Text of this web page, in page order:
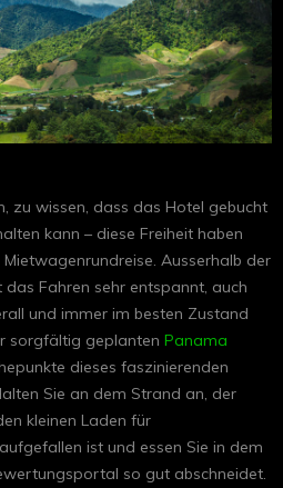
zu wissen, dass das Hotel gebucht
kann – diese Freiheit haben
Ausserhalb der
Fahren sehr entspannt, auch
und immer im besten Zustand
sorgfältig geplanten Panama
dieses faszinierenden
Sie an dem Strand an, der
kleinen Laden für
ist und essen Sie in dem
so gut abschneidet.